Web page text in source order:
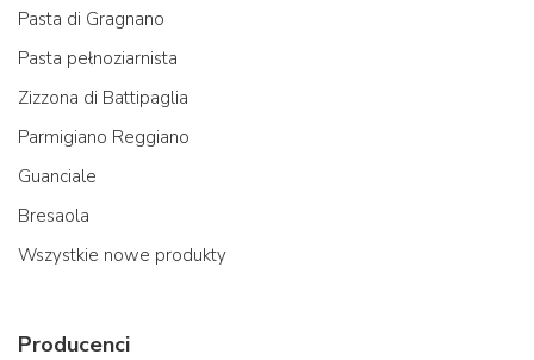
Pasta di Gragnano
Pasta pełnoziarnista
Zizzona di Battipaglia
Parmigiano Reggiano
Guanciale
Bresaola
Wszystkie nowe produkty
Producenci